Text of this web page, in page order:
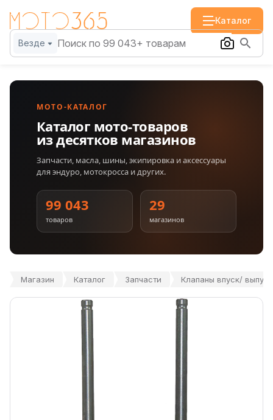
Каталог
Везде
МОТО-КАТАЛОГ
Каталог мото-товаров
из десятков магазинов
Запчасти, масла, шины, экипировка и аксессуары
для эндуро, мотокросса и других.
99 043
товаров
29
магазинов
Магазин Каталог Запчасти Клапаны впуск/